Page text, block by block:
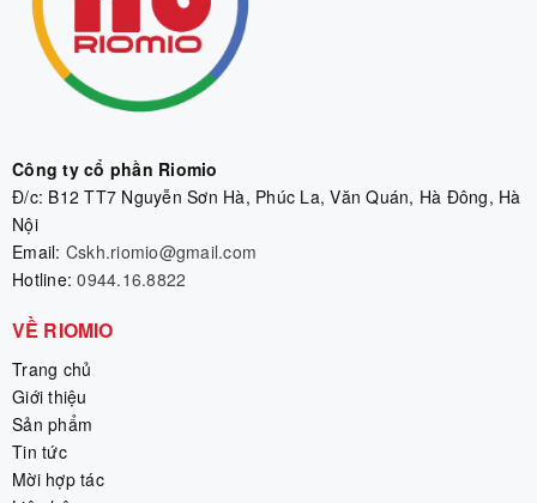
Công ty cổ phần Riomio
Đ/c: B12 TT7 Nguyễn Sơn Hà, Phúc La, Văn Quán, Hà Đông, Hà
Nội
Email: Cskh.riomio@gmail.com
Hotline:0944.16.8822
VỀ RIOMIO
Trang chủ
Giới thiệu
Sản phẩm
Tin tức
Mời hợp tác